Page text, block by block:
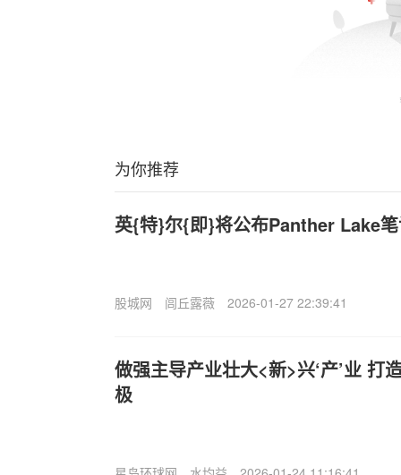
为你推荐
英{特}尔{即}将公布Panther Lake
股城网 闾丘露薇 2026-01-27 22:39:41
做强主导产业壮大<新>兴‘产’业 打
极